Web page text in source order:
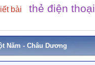
bài thẻ điện thoại
Năm - Châu Dương